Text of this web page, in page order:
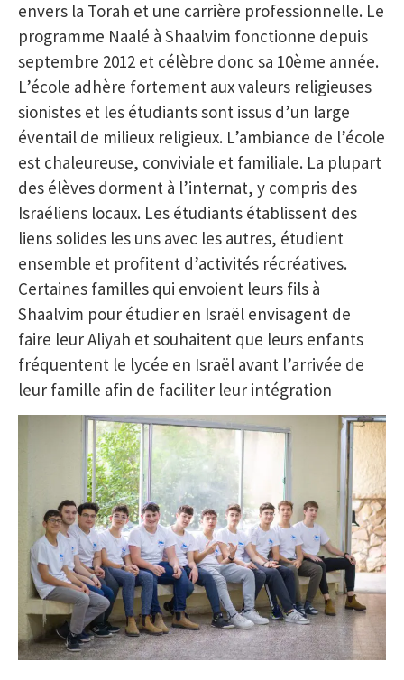
envers la Torah et une carrière professionnelle. Le
programme Naalé à Shaalvim fonctionne depuis
septembre 2012 et célèbre donc sa 10ème année.
L’école adhère fortement aux valeurs religieuses
sionistes et les étudiants sont issus d’un large
éventail de milieux religieux. L’ambiance de l’école
est chaleureuse, conviviale et familiale. La plupart
des élèves dorment à l’internat, y compris des
Israéliens locaux. Les étudiants établissent des
liens solides les uns avec les autres, étudient
ensemble et profitent d’activités récréatives.
Certaines familles qui envoient leurs fils à
Shaalvim pour étudier en Israël envisagent de
faire leur Aliyah et souhaitent que leurs enfants
fréquentent le lycée en Israël avant l’arrivée de
leur famille afin de faciliter leur intégration